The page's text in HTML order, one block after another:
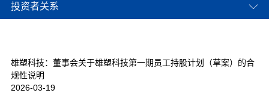
品牌服务
资讯中心
投资者关系
雄塑科技：董事会关于雄塑科技第一期员工持股计划（草案）的合
规性说明
2026-03-19